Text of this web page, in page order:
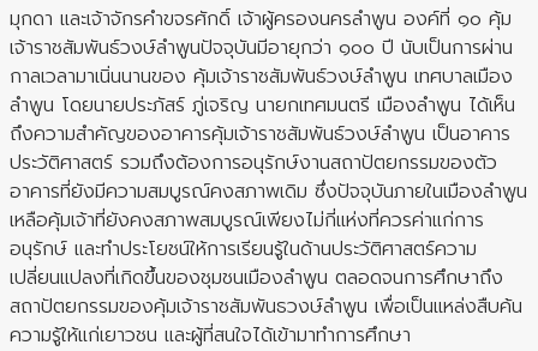
มุกดา และเจ้าจักรคำขจรศักดิ์ เจ้าผู้ครองนครลำพูน องค์ที่ ๑๐ คุ้ม
เจ้าราชสัมพันธ์วงษ์ลำพูนปัจจุบันมีอายุกว่า ๑๐๐ ปี นับเป็นการผ่าน
กาลเวลามาเนิ่นนานของ คุ้มเจ้าราชสัมพันธ์วงษ์ลำพูน เทศบาลเมือง
ลำพูน โดยนายประภัสร์ ภู่เจริญ นายกเทศมนตรี เมืองลำพูน ได้เห็น
ถึงความสำคัญของอาคารคุ้มเจ้าราชสัมพันธ์วงษ์ลำพูน เป็นอาคาร
ประวัติศาสตร์ รวมถึงต้องการอนุรักษ์งานสถาปัตยกรรมของตัว
อาคารที่ยังมีความสมบูรณ์คงสภาพเดิม ซึ่งปัจจุบันภายในเมืองลำพูน
เหลือคุ้มเจ้าที่ยังคงสภาพสมบูรณ์เพียงไม่กี่แห่งที่ควรค่าแก่การ
อนุรักษ์ และทำประโยชน์ให้การเรียนรู้ในด้านประวัติศาสตร์ความ
เปลี่ยนแปลงที่เกิดขึ้นของชุมชนเมืองลำพูน ตลอดจนการศึกษาถึง
สถาปัตยกรรมของคุ้มเจ้าราชสัมพันธวงษ์ลำพูน เพื่อเป็นแหล่งสืบค้น
ความรู้ให้แก่เยาวชน และผู้ที่สนใจได้เข้ามาทำการศึกษา